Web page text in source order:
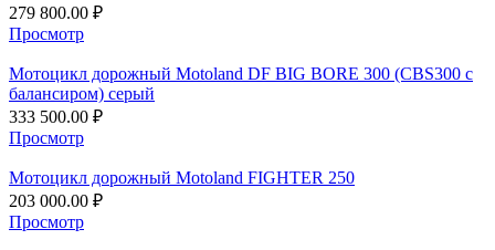
279 800.00 ₽
Просмотр
Мотоцикл дорожный Motoland DF BIG BORE 300 (CBS300 с
балансиром) серый
333 500.00 ₽
Просмотр
Мотоцикл дорожный Motoland FIGHTER 250
203 000.00 ₽
Просмотр